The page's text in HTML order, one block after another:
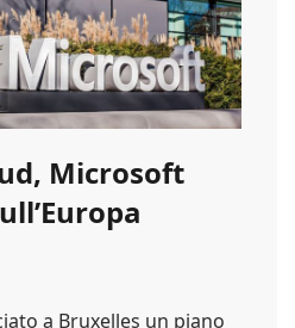
Microsoft
a Bruxelles un piano